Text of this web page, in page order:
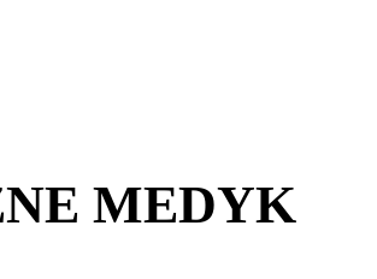
MEDYK